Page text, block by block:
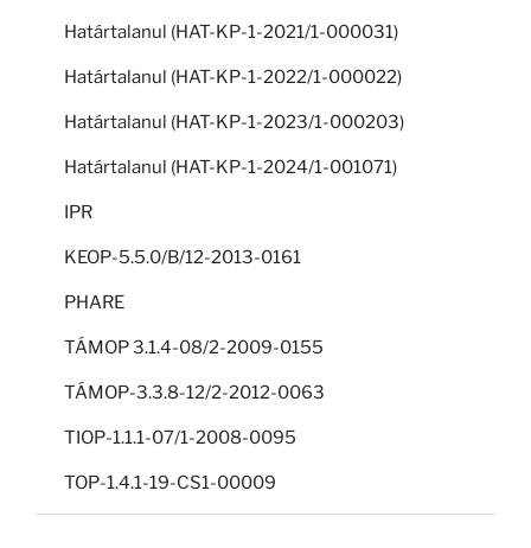
Határtalanul (HAT-KP-1-2021/1-000031)
Határtalanul (HAT-KP-1-2022/1-000022)
Határtalanul (HAT-KP-1-2023/1-000203)
Határtalanul (HAT-KP-1-2024/1-001071)
IPR
KEOP-5.5.0/B/12-2013-0161
PHARE
TÁMOP 3.1.4-08/2-2009-0155
TÁMOP-3.3.8-12/2-2012-0063
TIOP-1.1.1-07/1-2008-0095
TOP-1.4.1-19-CS1-00009